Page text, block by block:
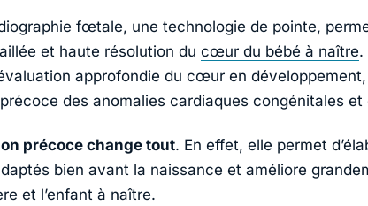
fœtale, une technologie de pointe,
et haute résolution du cœur du bébé à naître.
approfondie du cœur en
des anomalies cardiaques congénitales et
précoce change tout. En effet, elle permet
bien avant la naissance et améliore
et l’enfant à naître.